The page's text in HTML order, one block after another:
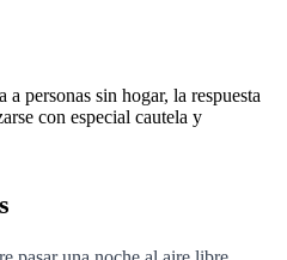
personas sin hogar, la respuesta
con especial cautela y